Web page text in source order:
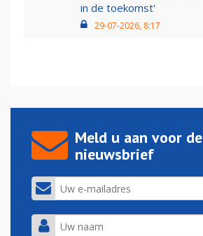
in de toekomst'
29-07-2026, 8:17
Meld u aan voor de
nieuwsbrief